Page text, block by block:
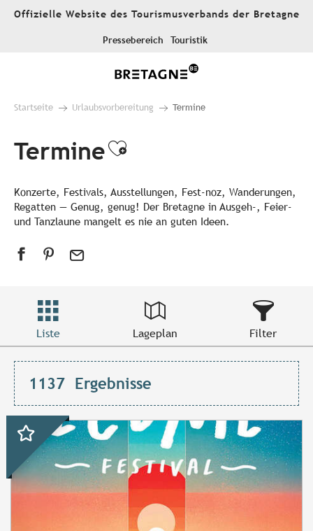
AllerOffizielle Website des Tourismusverbands der Bretagne
Pressebereich Touristik
Startseite Urlaubsvorbereitung Termine
TermineAjouter aux
Konzerte, Festivals, Ausstellungen, Fest-noz, Wanderungen,
Regatten — Genug, genug! Der Bretagne in Ausgeh-, Feier-
und Tanzlaune mangelt es nie an guten Ideen.
Liste Lageplan Filter
1137 Ergebnisse